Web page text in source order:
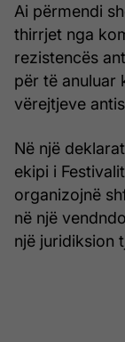
Ai përmendi
thirrjet nga
rezistencës
për të anuluar
vërejtjeve
Në një
ekipi i
organizojnë
në një
një juridiksion